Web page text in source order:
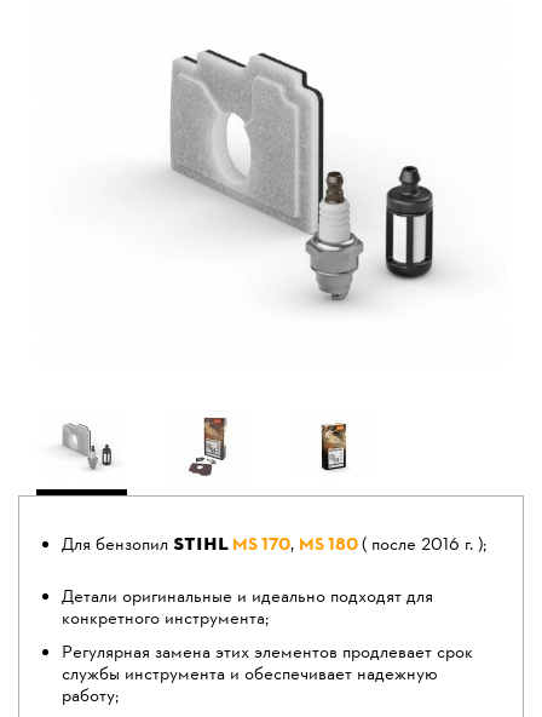
Для бензопил STIHL MS 170, MS 180( после 2016 г. );
Детали оригинальные и идеально подходят для
конкретного инструмента;
Регулярная замена этих элементов продлевает срок
службы инструмента и обеспечивает надежную
работу;